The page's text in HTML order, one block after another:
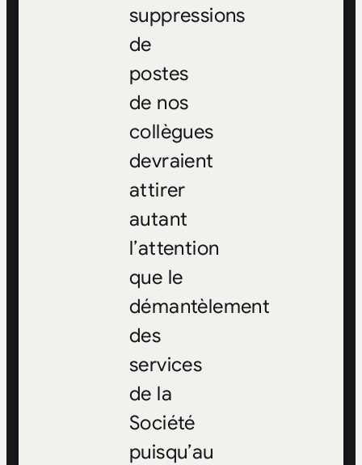
suppressions
de
postes
de nos
collègues
devraient
attirer
autant
l’attention
que le
démantèlement
des
services
de la
Société
puisqu’au